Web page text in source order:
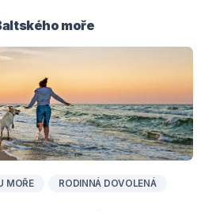
moře
MOŘE RODINNÁ DOVOLENÁ